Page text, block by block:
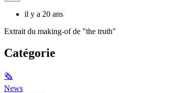
il y a 20 ans
Extrait du making-of de "the truth"
Catégorie
🗞
News